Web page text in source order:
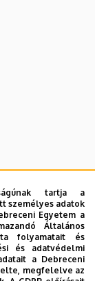
tartja a
személyes adatok
Egyetem a
Általános
folyamatait és
és adatvédelmi
a Debreceni
megfelelve az